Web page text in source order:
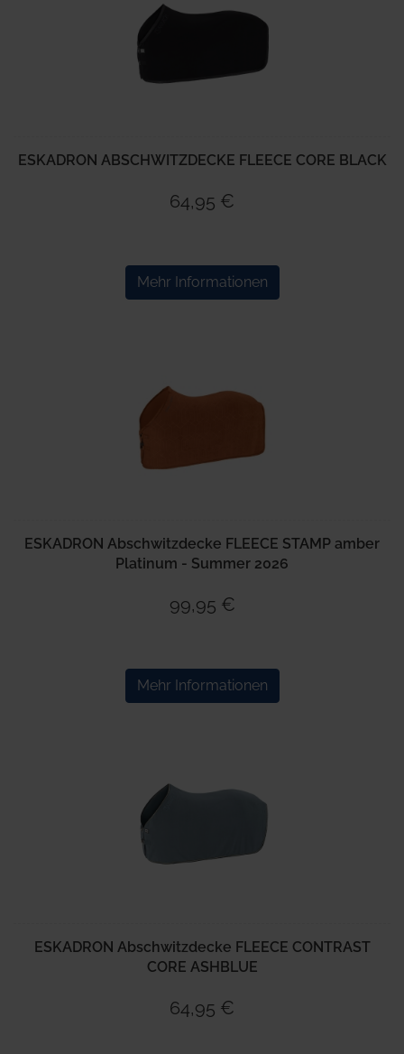
ESKADRON ABSCHWITZDECKE FLEECE CORE BLACK
64,95 €
Mehr Informationen
ESKADRON Abschwitzdecke FLEECE STAMP amber
Platinum - Summer 2026
99,95 €
Mehr Informationen
ESKADRON Abschwitzdecke FLEECE CONTRAST
CORE ASHBLUE
64,95 €